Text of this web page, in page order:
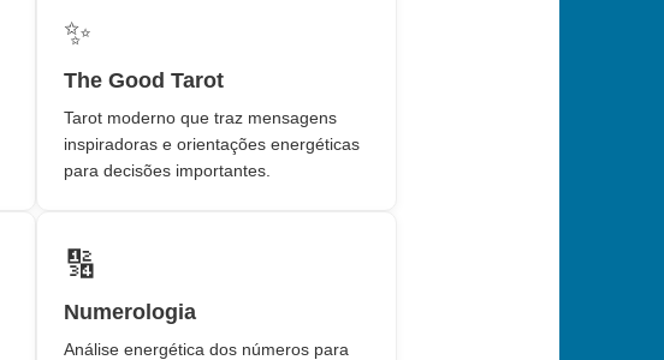
✨
The Good Tarot
Tarot moderno que traz mensagens
inspiradoras e orientações energéticas
para decisões importantes.
🔢
Numerologia
Análise energética dos números para